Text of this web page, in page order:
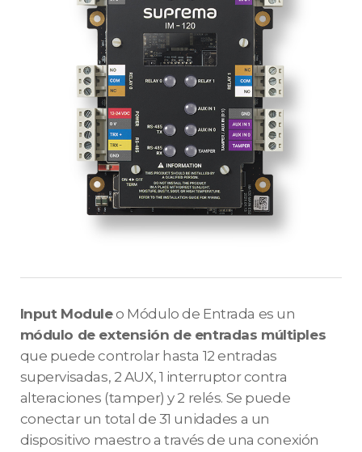
Input Moduleo Módulo de Entrada es un
módulo de extensión de entradas múltiples
que puede controlar hasta 12 entradas
supervisadas, 2 AUX, 1 interruptor contra
alteraciones (tamper) y 2 relés. Se puede
conectar un total de 31 unidades a un
dispositivo maestro a través de una conexión